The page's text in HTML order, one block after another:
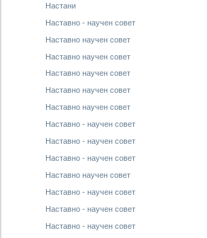
Настани
Наставно - научен совет
Наставно научен совет
Наставно научен совет
Наставно научен совет
Наставно научен совет
Наставно научен совет
Наставно - научен совет
Наставно - научен совет
Наставно - научен совет
Наставно научен совет
Наставно - научен совет
Наставно - научен совет
Наставно - научен совет